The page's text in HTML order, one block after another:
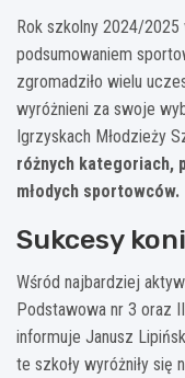
Rok szkolny 2024/
podsumowaniem
zgromadziło wielu
wyróżnieni za swoje
Igrzyskach Młodzieży
różnych kategoriach,
młodych sportowców.
Sukcesy
Wśród najbardziej
Podstawowa nr 3 oraz
informuje Janusz
te szkoły wyróżniły się